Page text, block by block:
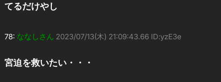
てるだけやし
78: ななしさん 2023/07/13(木) 21:09:43.66 ID:yzE3e
宮迫を救いたい・・・